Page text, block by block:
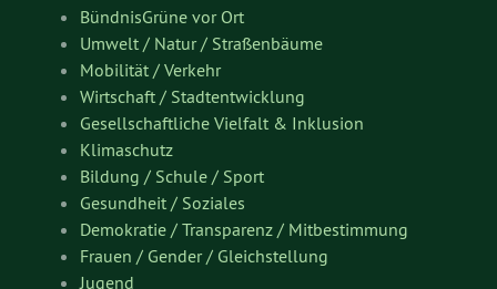
BündnisGrüne vor Ort
Umwelt / Natur / Straßenbäume
Mobilität / Verkehr
Wirtschaft / Stadtentwicklung
Gesellschaftliche Vielfalt & Inklusion
Klimaschutz
Bildung / Schule / Sport
Gesundheit / Soziales
Demokratie / Transparenz / Mitbestimmung
Frauen / Gender / Gleichstellung
Jugend